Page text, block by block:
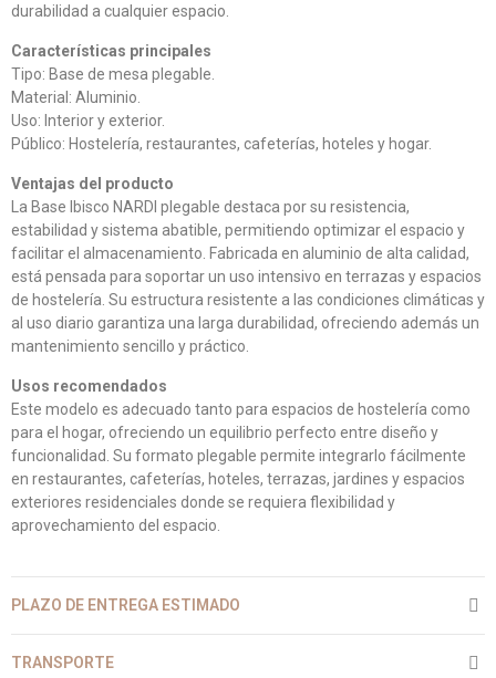
durabilidad a cualquier espacio.
Características principales
Tipo: Base de mesa plegable.
Material: Aluminio.
Uso: Interior y exterior.
Público: Hostelería, restaurantes, cafeterías, hoteles y hogar.
Ventajas del producto
La Base Ibisco NARDI plegable destaca por su resistencia,
estabilidad y sistema abatible, permitiendo optimizar el espacio y
facilitar el almacenamiento. Fabricada en aluminio de alta calidad,
está pensada para soportar un uso intensivo en terrazas y espacios
de hostelería. Su estructura resistente a las condiciones climáticas y
al uso diario garantiza una larga durabilidad, ofreciendo además un
mantenimiento sencillo y práctico.
Usos recomendados
Este modelo es adecuado tanto para espacios de hostelería como
para el hogar, ofreciendo un equilibrio perfecto entre diseño y
funcionalidad. Su formato plegable permite integrarlo fácilmente
en restaurantes, cafeterías, hoteles, terrazas, jardines y espacios
exteriores residenciales donde se requiera flexibilidad y
aprovechamiento del espacio.
PLAZO DE ENTREGA ESTIMADO
TRANSPORTE